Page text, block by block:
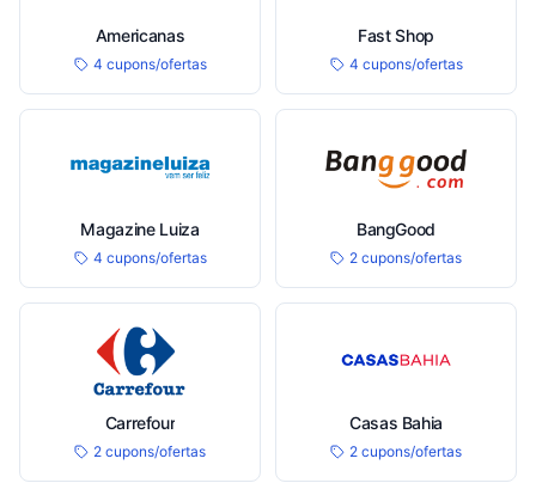
Americanas
4 cupons/ofertas
Fast Shop
4 cupons/ofertas
Magazine Luiza
4 cupons/ofertas
BangGood
2 cupons/ofertas
Carrefour
2 cupons/ofertas
Casas Bahia
2 cupons/ofertas